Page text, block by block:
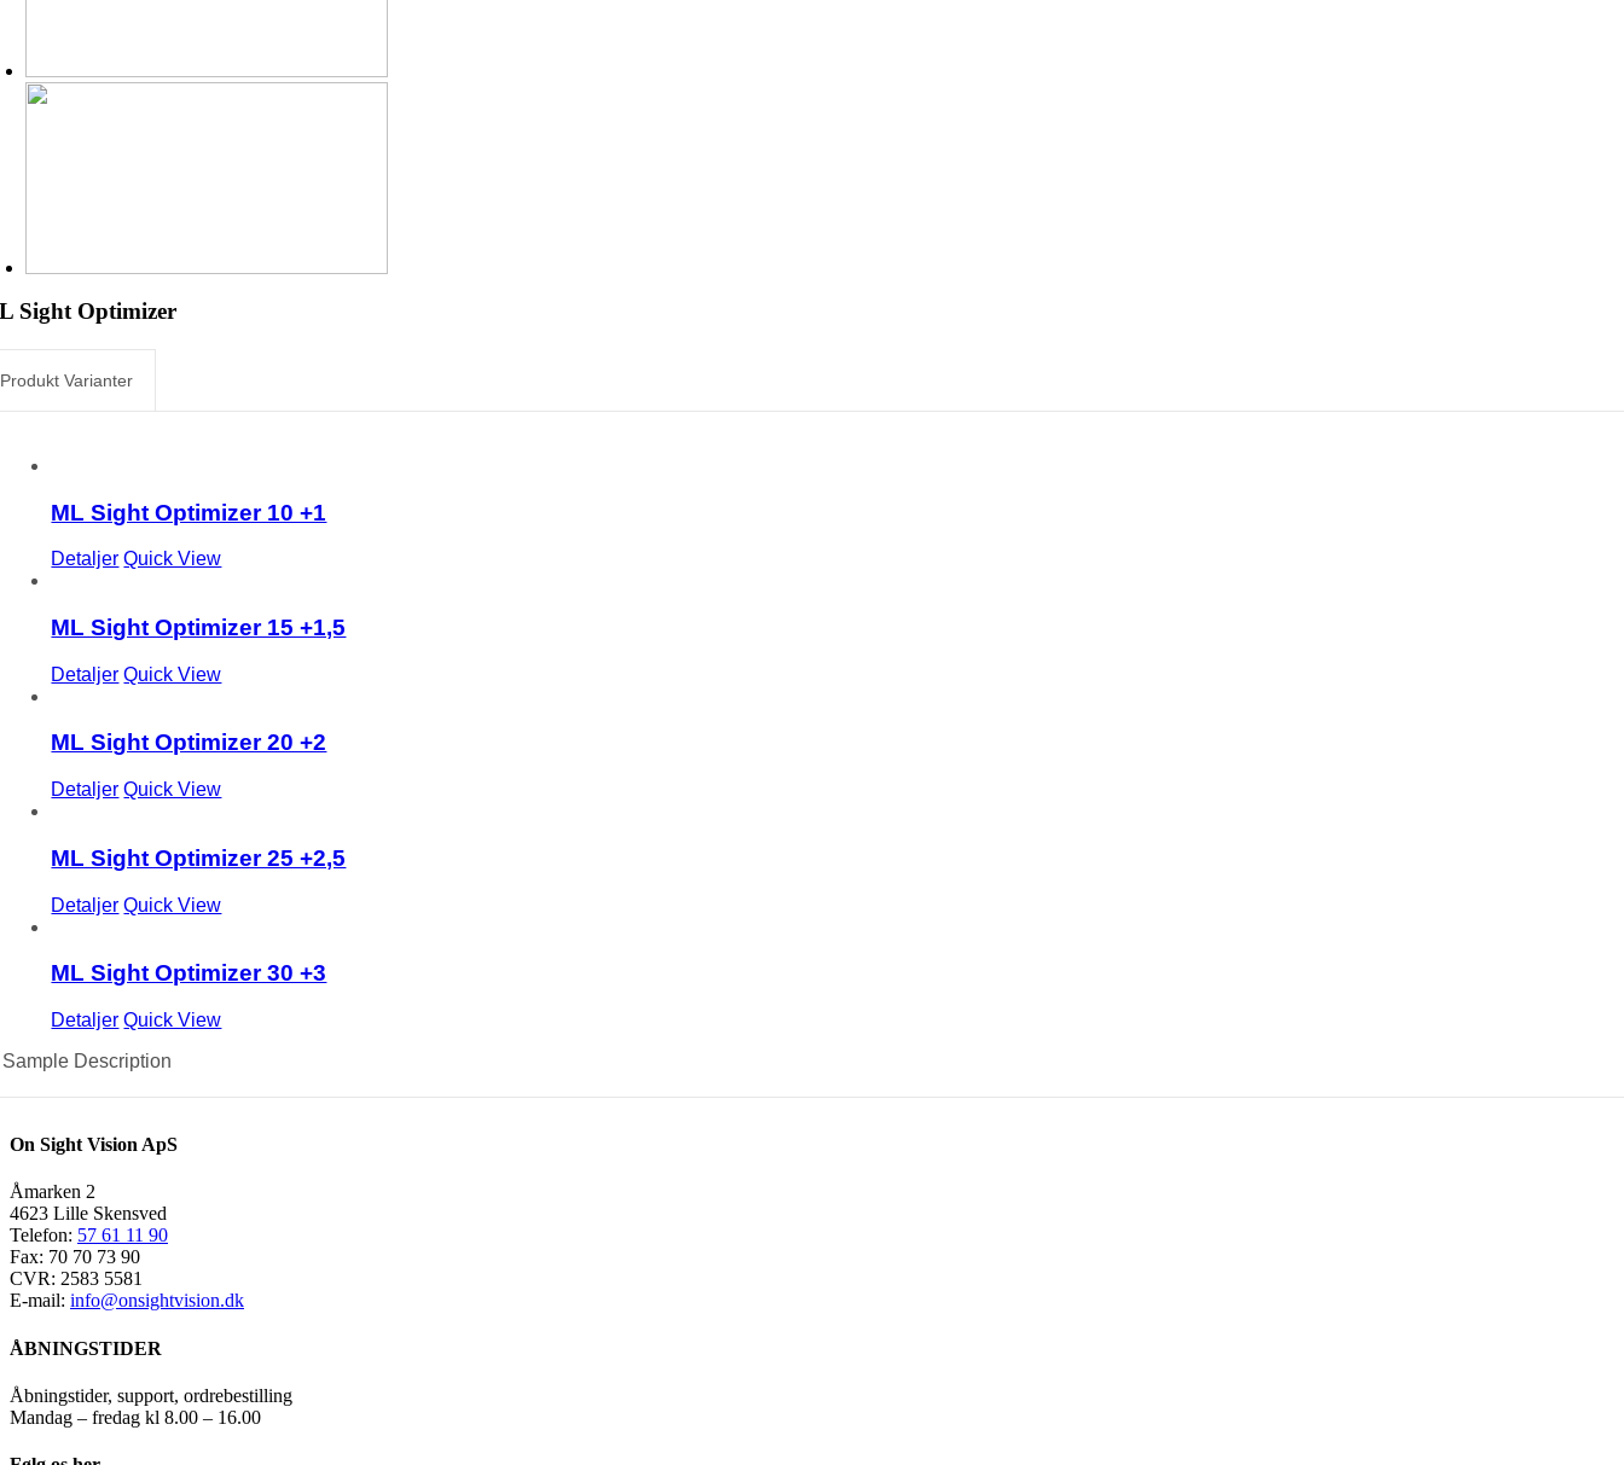
Sight Optimizer
Produkt Varianter
ML Sight Optimizer 10 +1
Detaljer Quick View
ML Sight Optimizer 15 +1,5
Detaljer Quick View
ML Sight Optimizer 20 +2
Detaljer Quick View
ML Sight Optimizer 25 +2,5
Detaljer Quick View
ML Sight Optimizer 30 +3
Detaljer Quick View
Sample Description
On Sight Vision ApS
Åmarken 2
4623 Lille Skensved
Telefon: 57 61 11 90
Fax: 70 70 73 90
CVR: 2583 5581
E-mail: info@onsightvision.dk
ÅBNINGSTIDER
Åbningstider, support, ordrebestilling
Mandag – fredag kl 8.00 – 16.00